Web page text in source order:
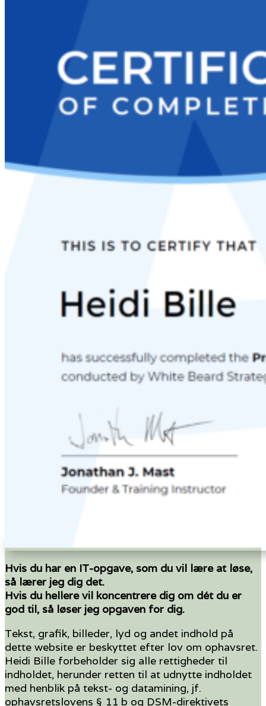
Hvis du har en IT-opgave, som du vil lære at løse,
så lærer jeg dig det.
Hvis du hellere vil koncentrere dig om dét du er
god til, så løser jeg opgaven for dig.
Tekst, grafik, billeder, lyd og andet indhold på
dette website er beskyttet efter lov om ophavsret.
Heidi Bille forbeholder sig alle rettigheder til
indholdet, herunder retten til at udnytte indholdet
med henblik på tekst- og datamining, jf.
ophavsretslovens § 11 b og DSM-direktivets